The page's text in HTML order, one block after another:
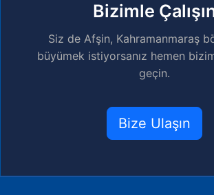
Bizimle
Siz de Afşin, Kahramanmaraş
büyümek istiyorsanız hemen
geçin.
Bize Ulaşın